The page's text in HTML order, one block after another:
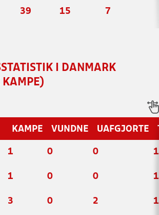
39 15 7
I DANMARK
KAMPE)
KAMPE VUNDNE UAFGJORTE
1 0 0 1
1 0 0 1
3 0 2 1